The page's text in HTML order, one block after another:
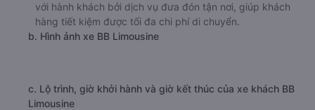
với hành khách bởi dịch vụ đưa đón tận nơi, giúp khách
hàng tiết kiệm được tối đa chi phí di chuyển.
b. Hình ảnh xe BB Limousine